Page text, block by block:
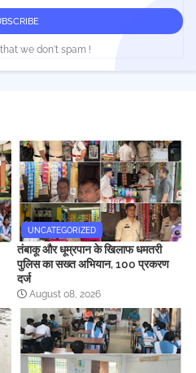
we don't spam !
UNCATEGORIZED
तंबाकू और धूम्रपान के खिलाफ धमतरी
पुलिस का सख्त अभियान, 100 प्रकरण
दर्ज
August 08, 2026